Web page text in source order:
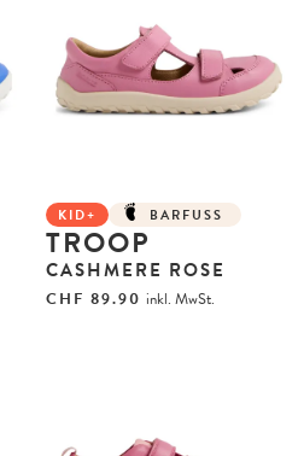
KID+ BARFUSS
TROOP
CASHMERE ROSE
CHF 89.90 inkl. MwSt.